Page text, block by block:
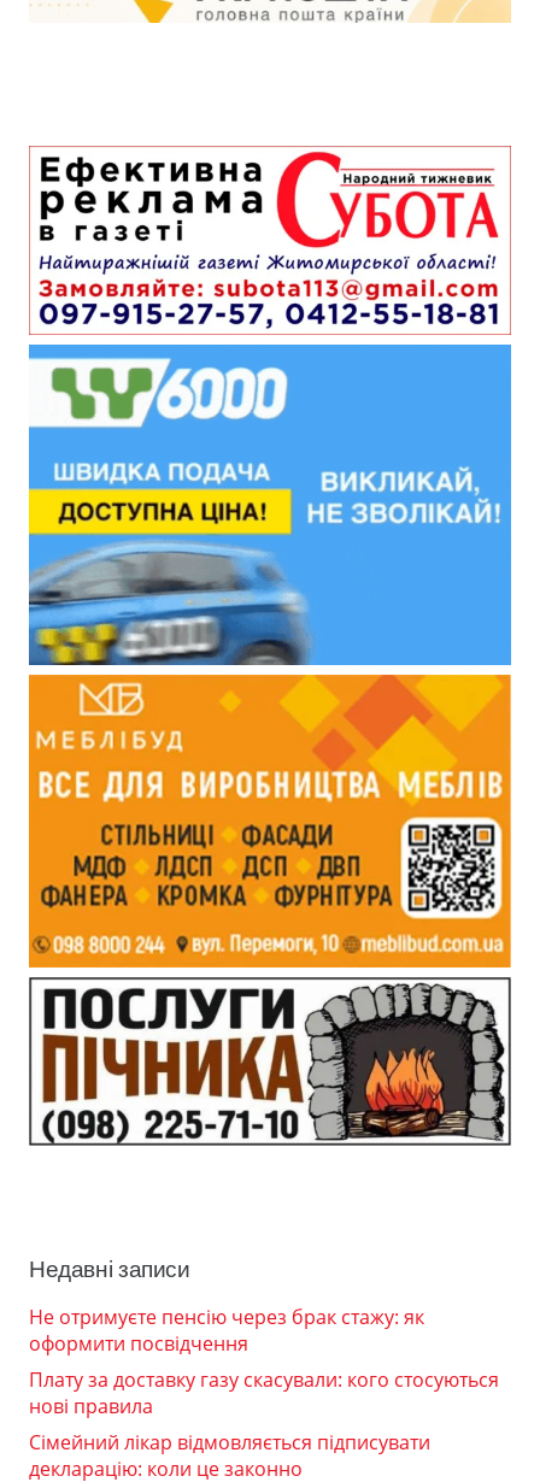
Недавні записи
Не отримуєте пенсію через брак стажу: як
оформити посвідчення
Плату за доставку газу скасували: кого стосуються
нові правила
Сімейний лікар відмовляється підписувати
декларацію: коли це законно